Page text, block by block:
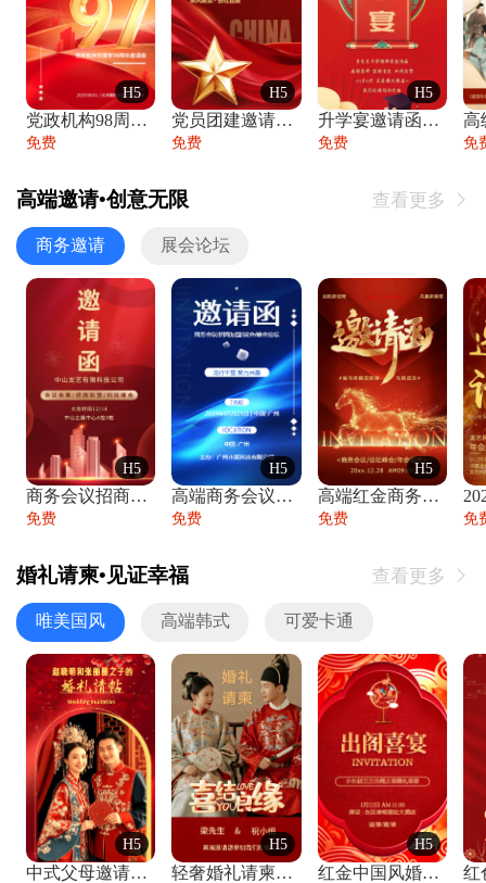
H5
党政机构98周年八一建军节庆祝晚会活动邀
免费
H5
党员团建邀请函党建活动风采党会工作汇报总
免费
H5
升学宴邀请函喜报金榜题名高端谢师宴邀请函
免费 免
高端邀请•创意无限 查看更多 
商务邀请 展会论坛
H5
商务会议招商展会科技峰会邀请函年会邀请
免费
H5
高端商务会议招商加盟展会峰会论坛邀请函
免费
H5
高端红金商务会议年会年终盛典答谢邀请函
免费 免
婚礼请柬•见证幸福 查看更多 
唯美国风 高端韩式 可爱卡通
H5
中式父母邀请函婚礼结婚请柬请贴父母邀请方
H5
轻奢婚礼请柬婚礼邀请函结婚照请帖
H5
红金中国风婚礼请柬出阁喜宴嫁女请帖出阁宴